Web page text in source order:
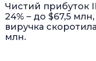
Чистий прибуток
24% – до $67,5
виручка
млн.